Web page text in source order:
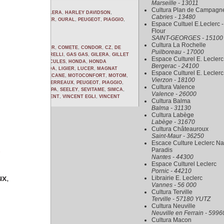
GILERA, HARLEY DAVIDSON ,
NOUGIER, OURAL, PEUGEOT, PIAGGIO,
CMR, COMETE, CONDOR, CZ, DE
GARELLI , GAS GAS, GILERA, GILLET
HERCULES, HONDA, HONDA
LAVERDA, LIGIER, LUCER, MAGNAT
MOTOBECANE, MOTOCONFORT, MOTOM ,
PERREAUX, PEUGEOT, PIAGGIO,
SCORPA, SEELEY, SEVITAME, SIMCA,
VINCENT, VINCENT EGLI , VINCENT
Marseille - 13011
Cultura Plan de
Cabries - 13480
Espace Cultuel E.Leclerc
Flour
SAINT-GEORGES - 15100
Cultura La Rochelle
Puilboreau - 17000
Espace Culturel E. Leclerc
Bergerac - 24100
Espace Culturel E. Leclerc
Vierzon - 18100
Cultura Valence
Valence - 26000
Cultura Balma
Balma - 31130
Cultura Labège
Labège - 31670
Cultura Châteauroux
Saint-Maur - 36250
Escace Culture Leclerc
Paradis
Nantes - 44300
Espace Culturel Leclerc
Pornic - 44210
Librairie E. Leclerc
Vannes - 56 000
Cultura Terville
Terville - 57180 YUTZ
Cultura Neuville
Neuville en Ferrain -
Cultura Macon
,